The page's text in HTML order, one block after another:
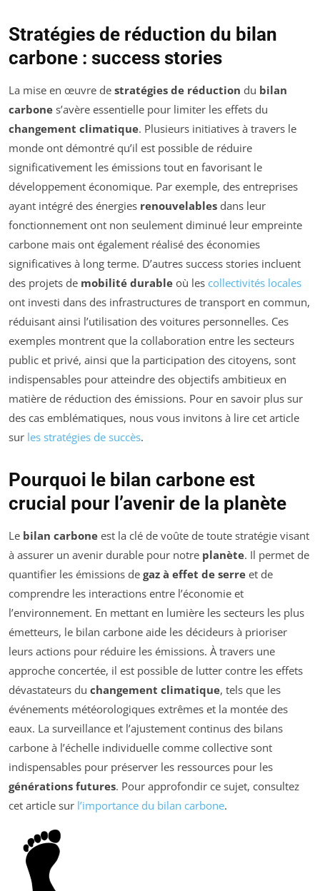
Stratégies de réduction du bilan
carbone : success stories
La mise en œuvre de stratégies de réduction du bilan
carbone s’avère essentielle pour limiter les effets du
changement climatique. Plusieurs initiatives à travers le
monde ont démontré qu’il est possible de réduire
significativement les émissions tout en favorisant le
développement économique. Par exemple, des entreprises
ayant intégré des énergies renouvelables dans leur
fonctionnement ont non seulement diminué leur empreinte
carbone mais ont également réalisé des économies
significatives à long terme. D’autres success stories incluent
des projets de mobilité durable où les collectivités locales
ont investi dans des infrastructures de transport en commun,
réduisant ainsi l’utilisation des voitures personnelles. Ces
exemples montrent que la collaboration entre les secteurs
public et privé, ainsi que la participation des citoyens, sont
indispensables pour atteindre des objectifs ambitieux en
matière de réduction des émissions. Pour en savoir plus sur
des cas emblématiques, nous vous invitons à lire cet article
sur les stratégies de succès.
Pourquoi le bilan carbone est
crucial pour l’avenir de la planète
Le bilan carbone est la clé de voûte de toute stratégie visant
à assurer un avenir durable pour notre planète. Il permet de
quantifier les émissions de gaz à effet de serre et de
comprendre les interactions entre l’économie et
l’environnement. En mettant en lumière les secteurs les plus
émetteurs, le bilan carbone aide les décideurs à prioriser
leurs actions pour réduire les émissions. À travers une
approche concertée, il est possible de lutter contre les effets
dévastateurs du changement climatique, tels que les
événements météorologiques extrêmes et la montée des
eaux. La surveillance et l’ajustement continus des bilans
carbone à l’échelle individuelle comme collective sont
indispensables pour préserver les ressources pour les
générations futures. Pour approfondir ce sujet, consultez
cet article sur l’importance du bilan carbone.